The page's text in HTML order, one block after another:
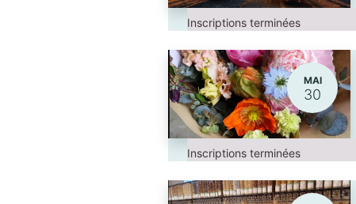
Inscriptions terminées
MAI
30
Inscriptions terminées